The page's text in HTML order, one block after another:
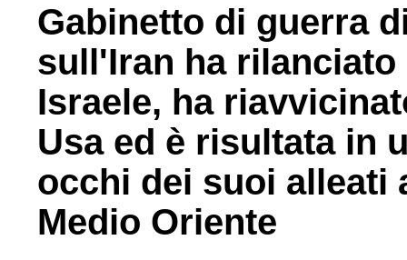
Gabinetto di guerra
sull'Iran ha
Israele, ha
Usa ed è risultata in
occhi dei suoi alleati
Medio Oriente